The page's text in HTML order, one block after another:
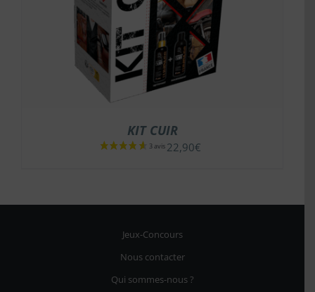
KIT CUIR
22,90€
Jeux-Concours
Nous contacter
Qui sommes-nous ?